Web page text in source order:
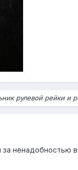
рулевой рейки и
ненадобностью